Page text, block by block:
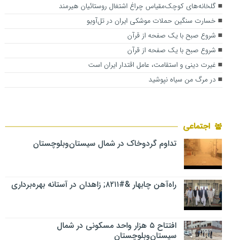
گلخانه‌های کوچک‌مقیاس چراغ اشتغال روستائیان هیرمند
خسارت سنگین حملات موشکی ایران در تل‌آویو
شروع صبح با یک صفحه از قرآن
شروع صبح با یک صفحه از قرآن
غیرت دینی و استقامت، عامل اقتدار ایران است
در مرگ من سیاه نپوشید
اجتماعی
تداوم گردوخاک در شمال سیستان‌وبلوچستان
راه‌آهن چابهار &#۸۲۱۱; زاهدان در آستانه بهره‌برداری
افتتاح ۵ هزار واحد مسکونی در شمال
سیستان‌وبلوچستان